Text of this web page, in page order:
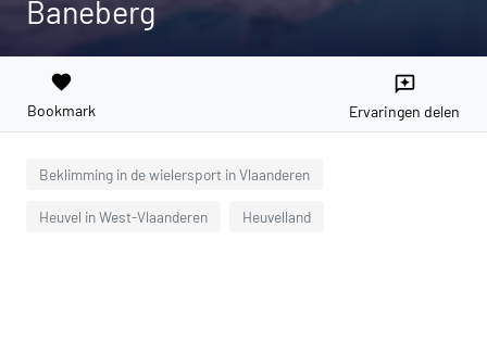
Baneberg
favorite
Bookmark
reviews
Ervaringen delen
Beklimming in de wielersport in Vlaanderen
Heuvel in West-Vlaanderen Heuvelland